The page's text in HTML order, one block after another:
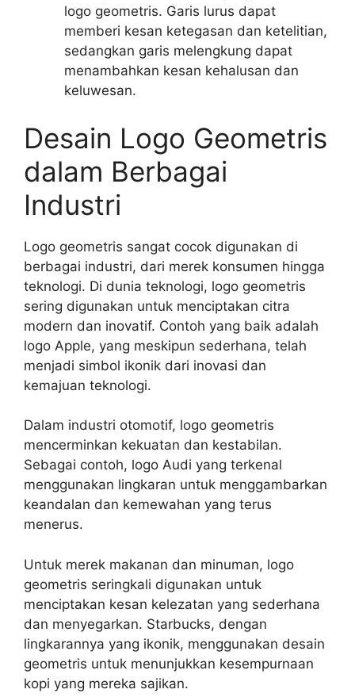
logo geometris. Garis lurus dapat
memberi kesan ketegasan dan ketelitian,
sedangkan garis melengkung dapat
menambahkan kesan kehalusan dan
keluwesan.
Desain Logo Geometris
dalam Berbagai
Industri
Logo geometris sangat cocok digunakan di
berbagai industri, dari merek konsumen hingga
teknologi. Di dunia teknologi, logo geometris
sering digunakan untuk menciptakan citra
modern dan inovatif. Contoh yang baik adalah
logo Apple, yang meskipun sederhana, telah
menjadi simbol ikonik dari inovasi dan
kemajuan teknologi.
Dalam industri otomotif, logo geometris
mencerminkan kekuatan dan kestabilan.
Sebagai contoh, logo Audi yang terkenal
menggunakan lingkaran untuk menggambarkan
keandalan dan kemewahan yang terus
menerus.
Untuk merek makanan dan minuman, logo
geometris seringkali digunakan untuk
menciptakan kesan kelezatan yang sederhana
dan menyegarkan. Starbucks, dengan
lingkarannya yang ikonik, menggunakan desain
geometris untuk menunjukkan kesempurnaan
kopi yang mereka sajikan.